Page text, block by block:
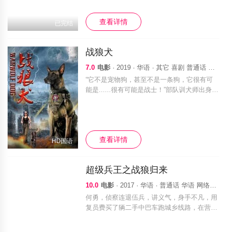
已完结 查看详情
HD国语
战狼犬
7.0 电影 · 2019 · 华语 · 其它 喜剧 普通话 华语 网络电影 独播 动作 电影
“它不是宠物狗，甚至不是一条狗，它很有可
能是......很有可能是战士！”部队训犬师出身的
查看详情
超级兵王之战狼归来
10.0 电影 · 2017 · 华语 · 普通话 华语 网络电影 犯罪 动作 电影
何勇，侦察连退伍兵，讲义气，身手不凡，用
复员费买了辆二手中巴车跑城乡线路，在营运